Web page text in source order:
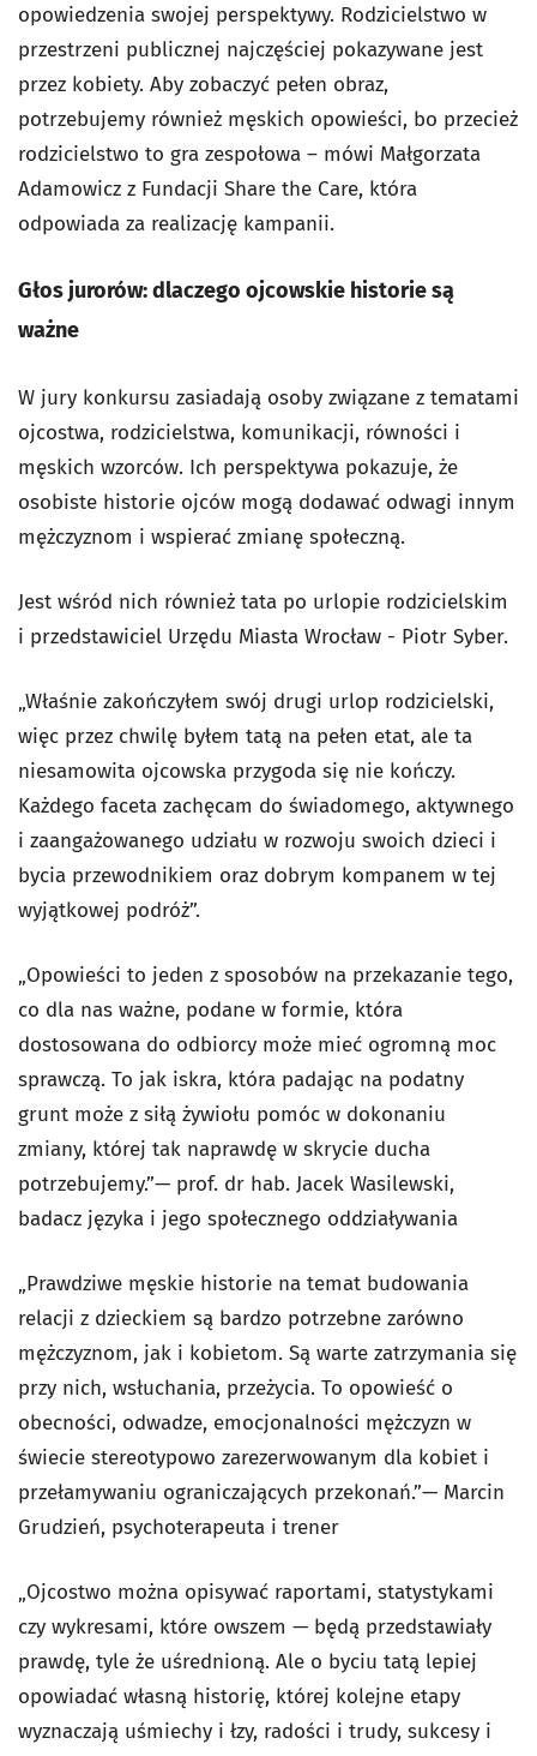
opowiedzenia swojej perspektywy. Rodzicielstwo w
przestrzeni publicznej najczęściej pokazywane jest
przez kobiety. Aby zobaczyć pełen obraz,
potrzebujemy również męskich opowieści, bo przecież
rodzicielstwo to gra zespołowa – mówi Małgorzata
Adamowicz z Fundacji Share the Care, która
odpowiada za realizację kampanii.
Głos jurorów: dlaczego ojcowskie historie są
ważne
W jury konkursu zasiadają osoby związane z tematami
ojcostwa, rodzicielstwa, komunikacji, równości i
męskich wzorców. Ich perspektywa pokazuje, że
osobiste historie ojców mogą dodawać odwagi innym
mężczyznom i wspierać zmianę społeczną.
Jest wśród nich również tata po urlopie rodzicielskim
i przedstawiciel Urzędu Miasta Wrocław - Piotr Syber.
„Właśnie zakończyłem swój drugi urlop rodzicielski,
więc przez chwilę byłem tatą na pełen etat, ale ta
niesamowita ojcowska przygoda się nie kończy.
Każdego faceta zachęcam do świadomego, aktywnego
i zaangażowanego udziału w rozwoju swoich dzieci i
bycia przewodnikiem oraz dobrym kompanem w tej
wyjątkowej podróż”.
„Opowieści to jeden z sposobów na przekazanie tego,
co dla nas ważne, podane w formie, która
dostosowana do odbiorcy może mieć ogromną moc
sprawczą. To jak iskra, która padając na podatny
grunt może z siłą żywiołu pomóc w dokonaniu
zmiany, której tak naprawdę w skrycie ducha
potrzebujemy.”— prof. dr hab. Jacek Wasilewski,
badacz języka i jego społecznego oddziaływania
„Prawdziwe męskie historie na temat budowania
relacji z dzieckiem są bardzo potrzebne zarówno
mężczyznom, jak i kobietom. Są warte zatrzymania się
przy nich, wsłuchania, przeżycia. To opowieść o
obecności, odwadze, emocjonalności mężczyzn w
świecie stereotypowo zarezerwowanym dla kobiet i
przełamywaniu ograniczających przekonań.”— Marcin
Grudzień, psychoterapeuta i trener
„Ojcostwo można opisywać raportami, statystykami
czy wykresami, które owszem — będą przedstawiały
prawdę, tyle że uśrednioną. Ale o byciu tatą lepiej
opowiadać własną historię, której kolejne etapy
wyznaczają uśmiechy i łzy, radości i trudy, sukcesy i